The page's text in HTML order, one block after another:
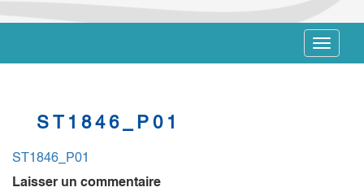
Toggle
ST1846_P01
ST1846_P01
Laisser un commentaire